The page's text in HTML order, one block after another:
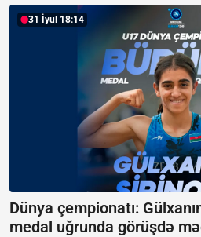
31 İyul 18:14
Dünya çempionatı:
medal uğrunda görüşdə